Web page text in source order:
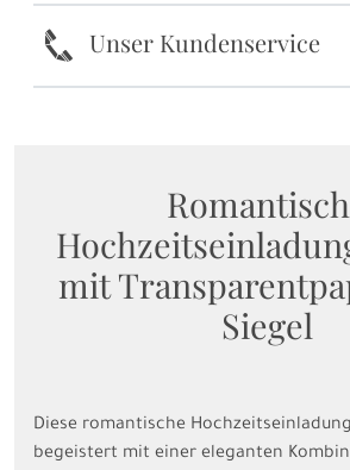
k Unser Kundenservice
mit
Siegel
Diese romantische
begeistert mit einer eleganten